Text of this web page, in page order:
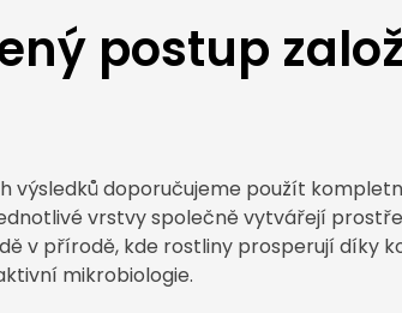
postup
výsledků doporučujeme použít
vrstvy společně vytvářejí
v přírodě, kde rostliny prosperují díky
mikrobiologie.